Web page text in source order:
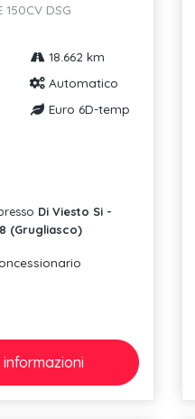
150CV DSG
18.662 km
Automatico
Euro 6D-temp
Di Viesto Si -
(Grugliasco)
informazioni